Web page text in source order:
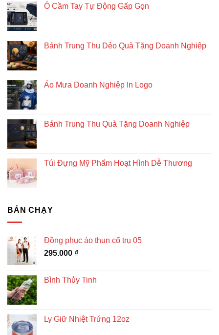
doanh
bền
Ô Cầm Tay Tự Động Gấp Gọn
Bánh Trung Thu Dẻo Quà Tặng Doanh Nghiệp
Áo Mưa Doanh Nghiệp In Logo
Bánh Trung Thu Quà Tặng Doanh Nghiệp
Túi Đựng Mỹ Phẩm Hoạt Hình Dễ Thương
BÁN CHẠY
Đồng phục áo thun cổ trụ 05
295.000 ₫
Bình Thủy Tinh
Ly Giữ Nhiệt Trứng 12oz